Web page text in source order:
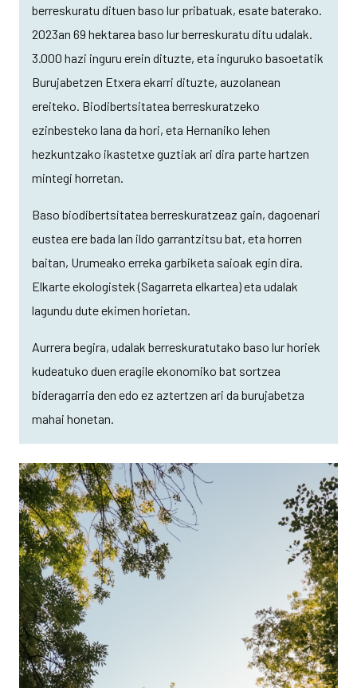
berreskuratu dituen baso lur pribatuak, esate baterako.
2023an 69 hektarea baso lur berreskuratu ditu udalak.
3.000 hazi inguru erein dituzte, eta inguruko basoetatik
Burujabetzen Etxera ekarri dituzte, auzolanean
ereiteko. Biodibertsitatea berreskuratzeko
ezinbesteko lana da hori, eta Hernaniko lehen
hezkuntzako ikastetxe guztiak ari dira parte hartzen
mintegi horretan.
Baso biodibertsitatea berreskuratzeaz gain, dagoenari
eustea ere bada lan ildo garrantzitsu bat, eta horren
baitan, Urumeako erreka garbiketa saioak egin dira.
Elkarte ekologistek (Sagarreta elkartea) eta udalak
lagundu dute ekimen horietan.
Aurrera begira, udalak berreskuratutako baso lur horiek
kudeatuko duen eragile ekonomiko bat sortzea
bideragarria den edo ez aztertzen ari da burujabetza
mahai honetan.